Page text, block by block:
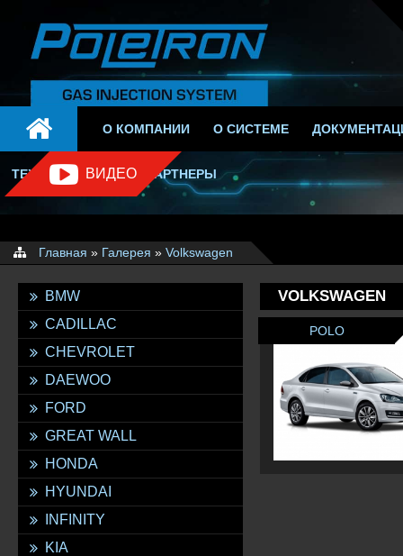
СИСТЕМЫ РАСПРЕДЕЛЕННОГО
О КОМПАНИИ О СИСТЕМЕ
ТЕХ.ПОДДЕРЖКА ПАРТНЕРЫ
ВИДЕО
Главная » Галерея » Volkswagen
BMW
CADILLAC
CHEVROLET
DAEWOO
FORD
GREAT WALL
HONDA
HYUNDAI
INFINITY
KIA
VOLKSWAGEN
POLO